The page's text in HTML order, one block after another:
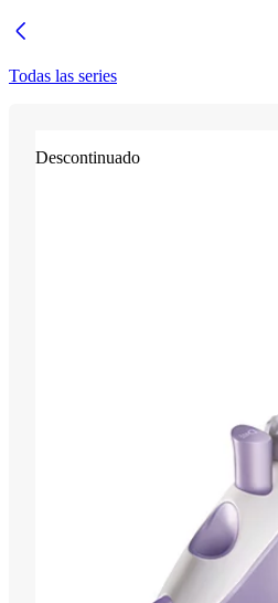
Todas las series
Descontinuado